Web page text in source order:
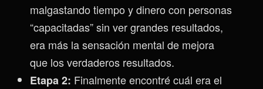
malgastando tiempo y dinero con personas
“capacitadas” sin ver grandes resultados,
era más la sensación mental de mejora
que los verdaderos resultados.
Etapa 2: Finalmente encontré cuál era el